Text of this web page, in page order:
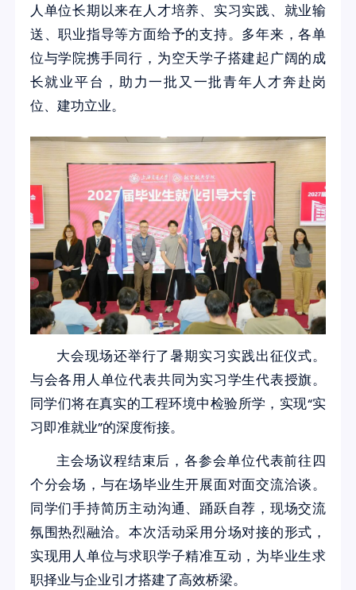
人单位长期以来在人才培养、实习实践、就业输
送、职业指导等方面给予的支持。多年来，各单
位与学院携手同行，为空天学子搭建起广阔的成
长就业平台，助力一批又一批青年人才奔赴岗
位、建功立业。
大会现场还举行了暑期实习实践出征仪式。
与会各用人单位代表共同为实习学生代表授旗。
同学们将在真实的工程环境中检验所学，实现“实
习即准就业”的深度衔接。
主会场议程结束后，各参会单位代表前往四
个分会场，与在场毕业生开展面对面交流洽谈。
同学们手持简历主动沟通、踊跃自荐，现场交流
氛围热烈融洽。本次活动采用分场对接的形式，
实现用人单位与求职学子精准互动，为毕业生求
职择业与企业引才搭建了高效桥梁。